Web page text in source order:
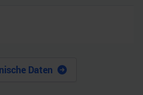
Daten